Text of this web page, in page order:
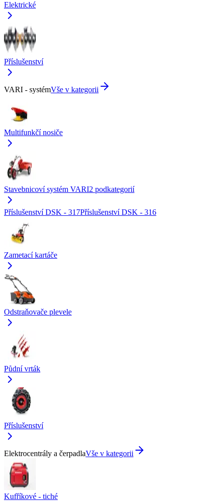
Elektrické
Příslušenství
VARI - systémVše v kategorii
Multifunkčí nosiče
Stavebnicoví systém VARI2 podkategorií
Příslušenství DSK - 317Příslušenství DSK - 316
Zametací kartáče
Odstraňovače plevele
Půdní vrták
Příslušenství
Elektrocentrály a čerpadlaVše v kategorii
Kufříkové - tiché